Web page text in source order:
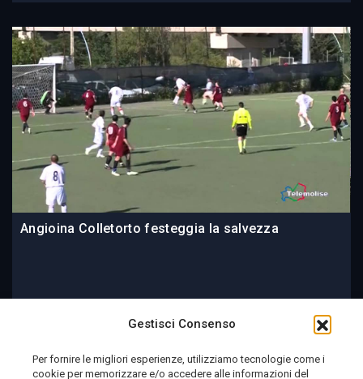
Gestisci Consenso
Per fornire le migliori esperienze, utilizziamo tecnologie come i
cookie per memorizzare e/o accedere alle informazioni del
Angioina Colletorto festeggia la salvezza